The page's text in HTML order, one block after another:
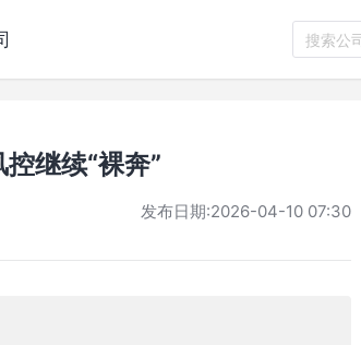
搜索公
继续“裸奔”
发布日期:2026-04-10 07:30